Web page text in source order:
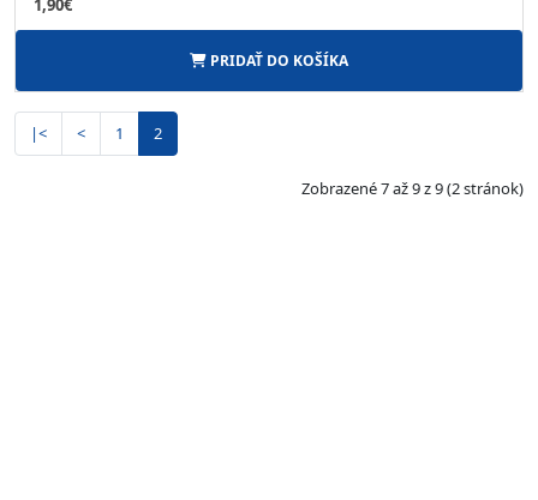
1,90€
PRIDAŤ DO KOŠÍKA
|< < 1 2
Zobrazené 7 až 9 z 9 (2 stránok)